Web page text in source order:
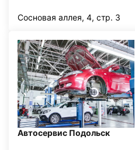
Сосновая аллея, 4, стр. 3
Автосервис Подольск